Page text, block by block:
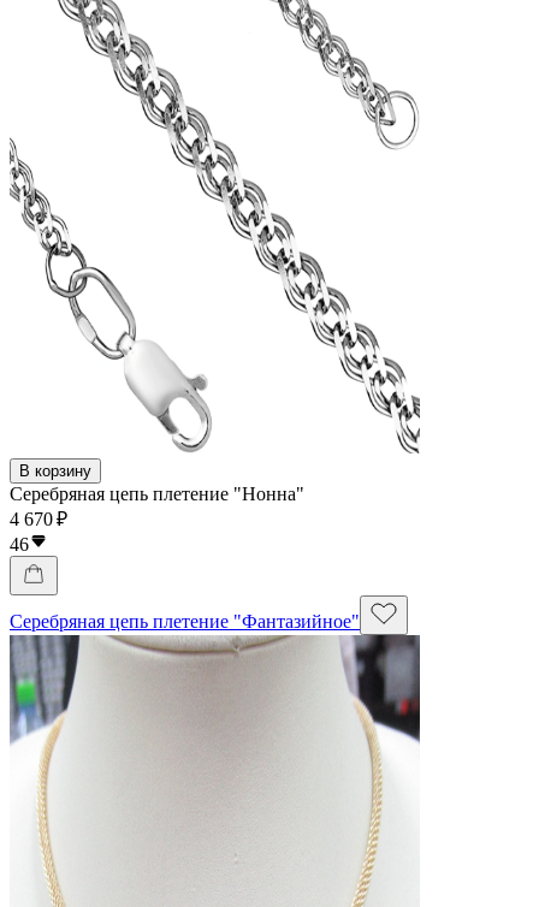
В корзину
Серебряная цепь плетение "Нонна"
4 670 ₽
46
Серебряная цепь плетение "Фантазийное"